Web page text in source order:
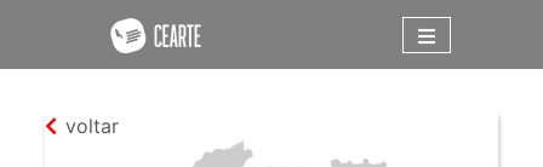
voltar